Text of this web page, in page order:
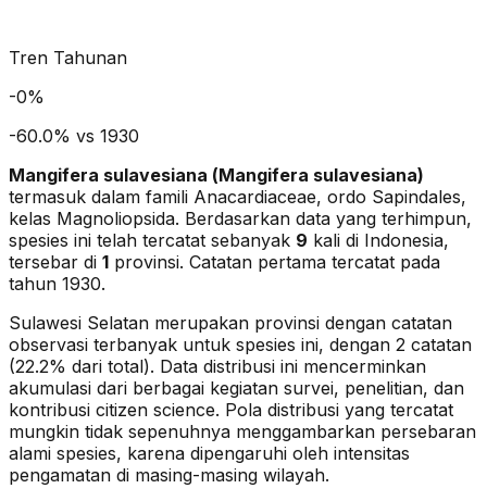
Tren Tahunan
-0%
-60.0% vs 1930
Mangifera sulavesiana (Mangifera sulavesiana)
termasuk dalam famili Anacardiaceae, ordo Sapindales,
kelas Magnoliopsida. Berdasarkan data yang terhimpun,
spesies ini telah tercatat sebanyak 9 kali di Indonesia,
tersebar di 1 provinsi. Catatan pertama tercatat pada
tahun 1930.
Sulawesi Selatan merupakan provinsi dengan catatan
observasi terbanyak untuk spesies ini, dengan 2 catatan
(22.2% dari total). Data distribusi ini mencerminkan
akumulasi dari berbagai kegiatan survei, penelitian, dan
kontribusi citizen science. Pola distribusi yang tercatat
mungkin tidak sepenuhnya menggambarkan persebaran
alami spesies, karena dipengaruhi oleh intensitas
pengamatan di masing-masing wilayah.